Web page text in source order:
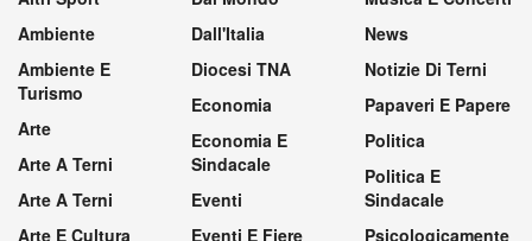
Ambiente
Ambiente E
Turismo
Arte
Arte A Terni
Arte A Terni
Arte E Cultura
Dall'Italia
Diocesi TNA
Economia
Economia E
Sindacale
Eventi
Eventi E Fiere
News
Notizie Di Terni
Papaveri E Papere
Politica
Politica E
Sindacale
Psicologicamente